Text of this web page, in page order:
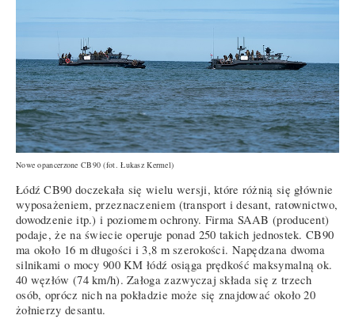
Nowe opancerzone CB90 (fot.Łukasz Kermel)
Łódź CB90 doczekała się wielu wersji, które różnią się głównie
wyposażeniem, przeznaczeniem (transport i desant, ratownictwo,
dowodzenie itp.) i poziomem ochrony. Firma SAAB (producent)
podaje, że na świecie operuje ponad 250 takich jednostek. CB90
ma około 16 m długości i 3,8 m szerokości. Napędzana dwoma
silnikami o mocy 900 KM łódź osiąga prędkość maksymalną ok.
40 węzłów (74 km/h). Załoga zazwyczaj składa się z trzech
osób, oprócz nich na pokładzie może się znajdować około 20
żołnierzy desantu.